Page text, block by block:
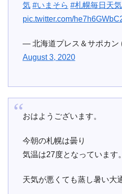
気 #いまそら #札幌毎日天気
pic.twitter.com/
— 北海道プレス＆サポカン
August 3, 2020
おはようございます。
今朝の札幌は曇り
気温は27度となっています。
天気が悪くても蒸し暑い大